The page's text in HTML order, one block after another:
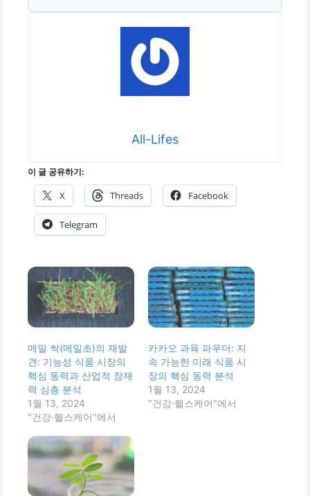
All-Lifes
이 글 공유하기:
X Threads Facebook
Telegram
메밀 싹(메밀초)의 재발
견: 기능성 식품 시장의
핵심 동력과 산업적 잠재
력 심층 분석
1월 13, 2024
"건강·헬스케어"에서
카카오 과육 파우더: 지
속 가능한 미래 식품 시
장의 핵심 동력 분석
1월 13, 2024
"건강·헬스케어"에서